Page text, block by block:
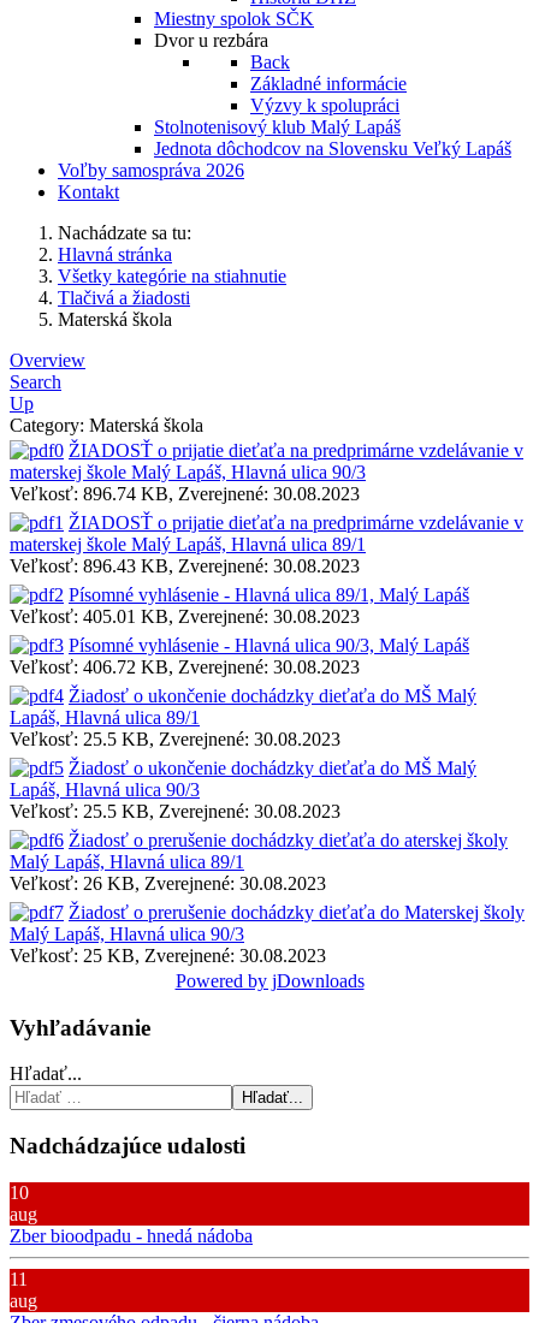
Miestny spolok SČK
Dvor u rezbára
Back
Základné informácie
Výzvy k spolupráci
Stolnotenisový klub Malý Lapáš
Jednota dôchodcov na Slovensku Veľký Lapáš
Voľby samospráva 2026
Kontakt
Nachádzate sa tu:
Hlavná stránka
Všetky kategórie na stiahnutie
Tlačivá a žiadosti
Materská škola
Overview
Search
Up
Category: Materská škola
ŽIADOSŤ o prijatie dieťaťa na predprimárne vzdelávanie v
materskej škole Malý Lapáš, Hlavná ulica 90/3
Veľkosť: 896.74 KB, Zverejnené: 30.08.2023
ŽIADOSŤ o prijatie dieťaťa na predprimárne vzdelávanie v
materskej škole Malý Lapáš, Hlavná ulica 89/1
Veľkosť: 896.43 KB, Zverejnené: 30.08.2023
Písomné vyhlásenie - Hlavná ulica 89/1, Malý Lapáš
Veľkosť: 405.01 KB, Zverejnené: 30.08.2023
Písomné vyhlásenie - Hlavná ulica 90/3, Malý Lapáš
Veľkosť: 406.72 KB, Zverejnené: 30.08.2023
Žiadosť o ukončenie dochádzky dieťaťa do MŠ Malý
Lapáš, Hlavná ulica 89/1
Veľkosť: 25.5 KB, Zverejnené: 30.08.2023
Žiadosť o ukončenie dochádzky dieťaťa do MŠ Malý
Lapáš, Hlavná ulica 90/3
Veľkosť: 25.5 KB, Zverejnené: 30.08.2023
Žiadosť o prerušenie dochádzky dieťaťa do aterskej školy
Malý Lapáš, Hlavná ulica 89/1
Veľkosť: 26 KB, Zverejnené: 30.08.2023
Žiadosť o prerušenie dochádzky dieťaťa do Materskej školy
Malý Lapáš, Hlavná ulica 90/3
Veľkosť: 25 KB, Zverejnené: 30.08.2023
Powered by jDownloads
Vyhľadávanie
Hľadať...
Hľadať...
Nadchádzajúce udalosti
10
aug
Zber bioodpadu - hnedá nádoba
11
aug